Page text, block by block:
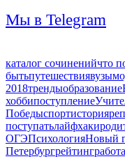
Мы в Telegram
каталог сочиненийчто
бытьпутешествиявузы
2018трендыобразование
хоббипоступление
Победыспортистория
поступатьлайфхаки
ОГЭПсихологияНовый
Петербургрейтингработа